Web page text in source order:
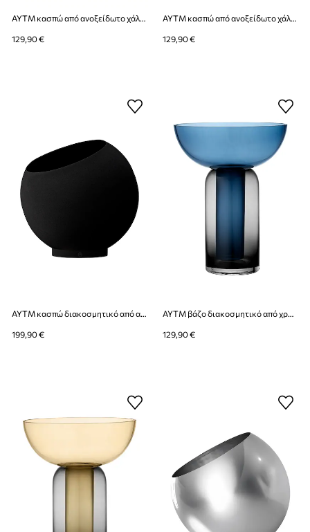
129,90 € 129,90 €
AYTM κασπώ διακοσμητικό από ανοξείδωτο χάλυβα 37 x 32,3 cm
199,90 €
AYTM βάζο διακοσμητικό από χρωματισμένο γυαλί 25 x 33 cm
129,90 €